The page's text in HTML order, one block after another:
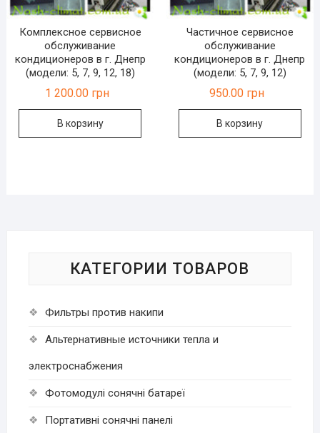
Комплексное сервисное
обслуживание
кондиционеров в г. Днепр
(модели: 5, 7, 9, 12, 18)
1 200.00 грн
В корзину
Частичное сервисное
обслуживание
кондиционеров в г. Днепр
(модели: 5, 7, 9, 12)
950.00 грн
В корзину
КАТЕГОРИИ ТОВАРОВ
Фильтры против накипи
Альтернативные источники тепла и
электроснабжения
Фотомодулі сонячні батареї
Портативні сонячні панелі